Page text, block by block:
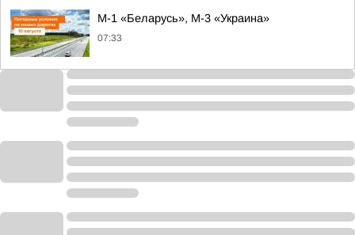
М-1 «Беларусь», М-3 «Украина»
07:33